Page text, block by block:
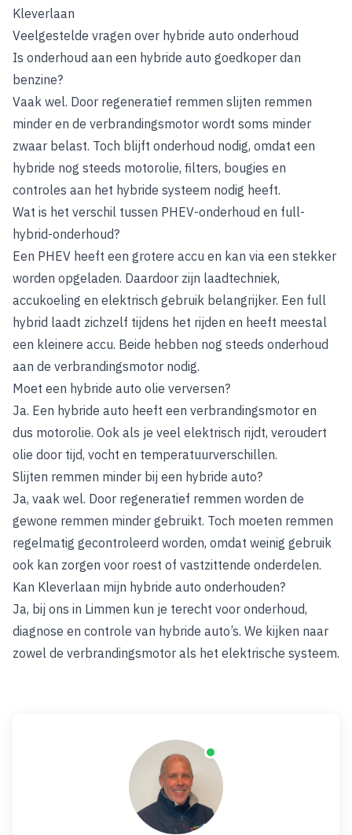
Kleverlaan
Veelgestelde vragen over hybride auto onderhoud
Is onderhoud aan een hybride auto goedkoper dan
benzine?
Vaak wel. Door regeneratief remmen slijten remmen
minder en de verbrandingsmotor wordt soms minder
zwaar belast. Toch blijft onderhoud nodig, omdat een
hybride nog steeds motorolie, filters, bougies en
controles aan het hybride systeem nodig heeft.
Wat is het verschil tussen PHEV-onderhoud en full-
hybrid-onderhoud?
Een PHEV heeft een grotere accu en kan via een stekker
worden opgeladen. Daardoor zijn laadtechniek,
accukoeling en elektrisch gebruik belangrijker. Een full
hybrid laadt zichzelf tijdens het rijden en heeft meestal
een kleinere accu. Beide hebben nog steeds onderhoud
aan de verbrandingsmotor nodig.
Moet een hybride auto olie verversen?
Ja. Een hybride auto heeft een verbrandingsmotor en
dus motorolie. Ook als je veel elektrisch rijdt, veroudert
olie door tijd, vocht en temperatuurverschillen.
Slijten remmen minder bij een hybride auto?
Ja, vaak wel. Door regeneratief remmen worden de
gewone remmen minder gebruikt. Toch moeten remmen
regelmatig gecontroleerd worden, omdat weinig gebruik
ook kan zorgen voor roest of vastzittende onderdelen.
Kan Kleverlaan mijn hybride auto onderhouden?
Ja, bij ons in Limmen kun je terecht voor onderhoud,
diagnose en controle van hybride auto’s. We kijken naar
zowel de verbrandingsmotor als het elektrische systeem.